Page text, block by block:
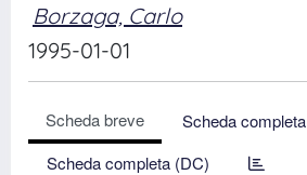
Borzaga, Carlo
1995-01-01
Scheda breve
Scheda completa
Scheda completa (DC)